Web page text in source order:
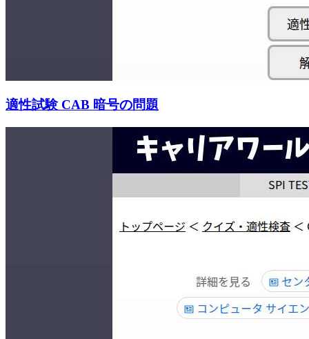
適性試験 CAB 暗号の問題